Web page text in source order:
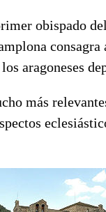
obispado
los aragoneses
más